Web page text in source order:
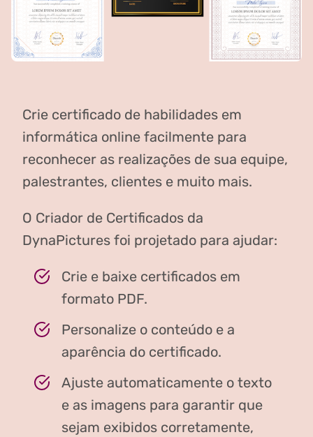
Crie certificado de habilidades em
informática online facilmente para
reconhecer as realizações de sua equipe,
palestrantes, clientes e muito mais.
O Criador de Certificados da
DynaPictures foi projetado para ajudar:
Crie e baixe certificados em
formato PDF.
Personalize o conteúdo e a
aparência do certificado.
Ajuste automaticamente o texto
e as imagens para garantir que
sejam exibidos corretamente,